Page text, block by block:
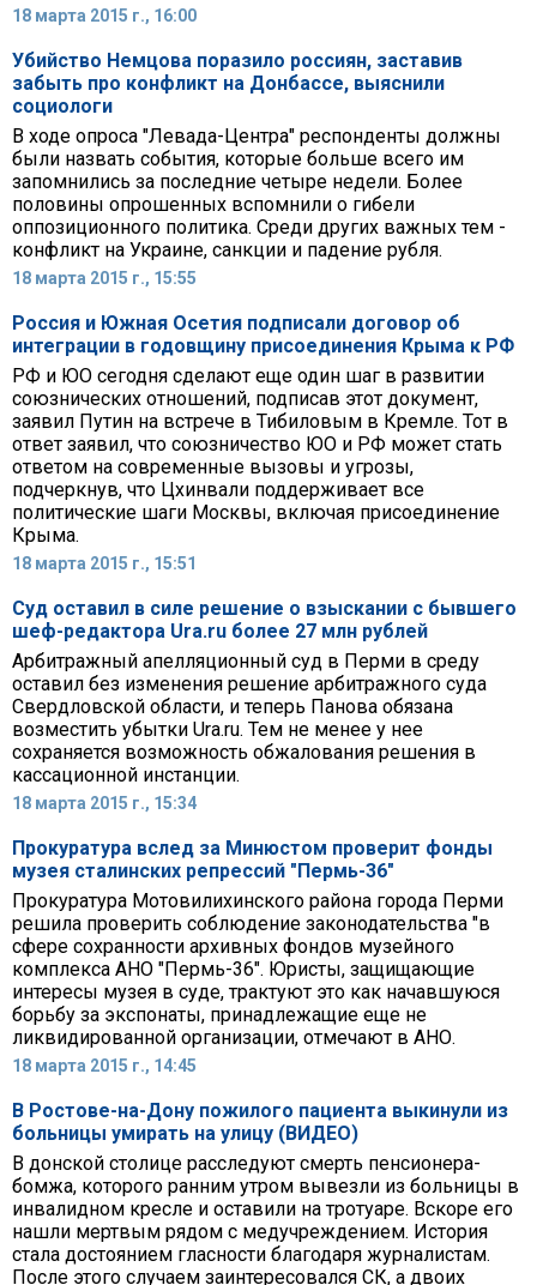
18 марта 2015 г., 16:00
Убийство Немцова поразило россиян, заставив
забыть про конфликт на Донбассе, выяснили
социологи
В ходе опроса "Левада-Центра" респонденты должны
были назвать события, которые больше всего им
запомнились за последние четыре недели. Более
половины опрошенных вспомнили о гибели
оппозиционного политика. Среди других важных тем -
конфликт на Украине, санкции и падение рубля.
18 марта 2015 г., 15:55
Россия и Южная Осетия подписали договор об
интеграции в годовщину присоединения Крыма к РФ
РФ и ЮО сегодня сделают еще один шаг в развитии
союзнических отношений, подписав этот документ,
заявил Путин на встрече в Тибиловым в Кремле. Тот в
ответ заявил, что союзничество ЮО и РФ может стать
ответом на современные вызовы и угрозы,
подчеркнув, что Цхинвали поддерживает все
политические шаги Москвы, включая присоединение
Крыма.
18 марта 2015 г., 15:51
Суд оставил в силе решение о взыскании с бывшего
шеф-редактора Ura.ru более 27 млн рублей
Арбитражный апелляционный суд в Перми в среду
оставил без изменения решение арбитражного суда
Свердловской области, и теперь Панова обязана
возместить убытки Ura.ru. Тем не менее у нее
сохраняется возможность обжалования решения в
кассационной инстанции.
18 марта 2015 г., 15:34
Прокуратура вслед за Минюстом проверит фонды
музея сталинских репрессий "Пермь-36"
Прокуратура Мотовилихинского района города Перми
решила проверить соблюдение законодательства "в
сфере сохранности архивных фондов музейного
комплекса АНО "Пермь-36". Юристы, защищающие
интересы музея в суде, трактуют это как начавшуюся
борьбу за экспонаты, принадлежащие еще не
ликвидированной организации, отмечают в АНО.
18 марта 2015 г., 14:45
В Ростове-на-Дону пожилого пациента выкинули из
больницы умирать на улицу (ВИДЕО)
В донской столице расследуют смерть пенсионера-
бомжа, которого ранним утром вывезли из больницы в
инвалидном кресле и оставили на тротуаре. Вскоре его
нашли мертвым рядом с медучреждением. История
стала достоянием гласности благодаря журналистам.
После этого случаем заинтересовался СК, а двоих